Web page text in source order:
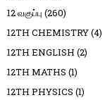
12 வகுப்பு (260)
12TH CHEMISTRY(4)
12TH ENGLISH (2)
12TH MATHS (1)
12TH PHYSICS (1)